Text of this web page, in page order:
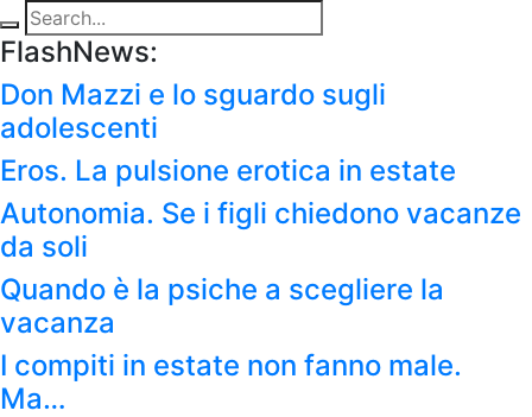
FlashNews:
Don Mazzi e lo sguardo sugli
adolescenti
Eros. La pulsione erotica in estate
Autonomia. Se i figli chiedono vacanze
da soli
Quando è la psiche a scegliere la
vacanza
I compiti in estate non fanno male.
Ma…